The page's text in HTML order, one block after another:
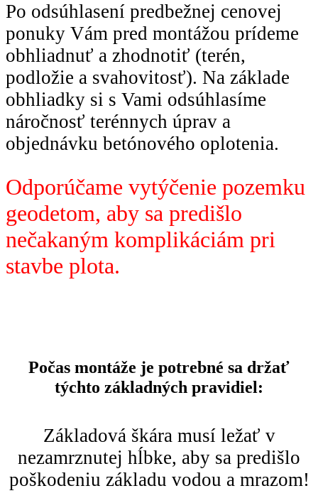
Po odsúhlasení predbežnej cenovej
ponuky Vám pred montážou prídeme
obhliadnuť a zhodnotiť (terén,
podložie a svahovitosť). Na základe
obhliadky si s Vami odsúhlasíme
náročnosť terénnych úprav a
objednávku betónového oplotenia.
Odporúčame vytýčenie pozemku
geodetom, aby sa predišlo
nečakaným komplikáciám pri
stavbe plota.
Počas montáže je potrebné sa držať
týchto základných pravidiel:
Základová škára musí ležať v
nezamrznutej hĺbke, aby sa predišlo
poškodeniu základu vodou a mrazom!